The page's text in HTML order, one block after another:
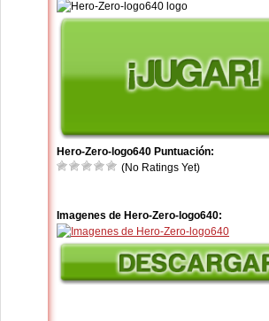
Hero-Zero-logo640 Puntuación:
(No Ratings Yet)
Imagenes de Hero-Zero-logo640: